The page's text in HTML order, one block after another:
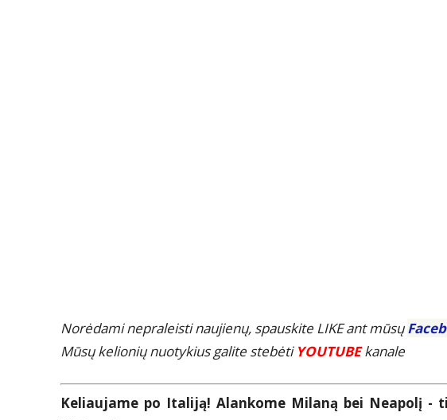
Norėdami nepraleisti naujienų, spauskite LIKE ant mūsų
Mūsų kelionių nuotykius galite stebėti YOUTUBEkanale
Keliaujame po Italiją! Alankome Milaną bei Neapolį -